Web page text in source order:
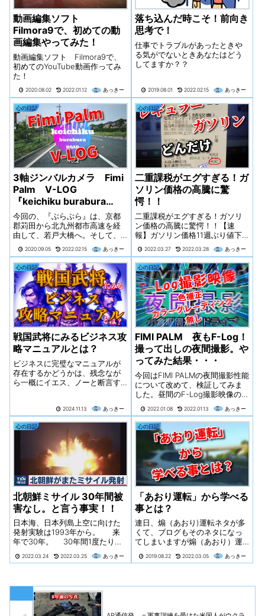
動画編集ソフト
Filmora9で、初めての動
画編集やってみた！
動画編集ソフト Filmora9で、
初めてのYouTube動画作ってみ
た！
2020.08.02 2022.01.12 あっきー
落ち込んだ時こそ！前向き
思考で！
仕事でトラブルがあったときや
る気がでないときあなたはどう
してますか？？
2019.08.01 2022.02.15 あっきー
心の日記
3軸ジンバルカメラ Fimi
Palm V-LOG
『keichiku burabura
road』vol.2
今回の、『ぶらぶら』は、京都
郡苅田から北九州都市高速を経
由して、若戸大橋へ。そして、
リンパーク）の東側部分に位置
する、「脇田漁港 フィッシャリ
ーナ」を目指します。
2020.09.05 2022.02.15 あっきー
心の日記
二重課税がエグすぎる！ガ
ソリン価格の高騰に驚
愕！！
二重課税がエグすぎる！ガソリ
ン価格の高騰に驚愕！！【速
報】ガソリン価格11週ぶり値下
補助金効果【速報】ガソリン価
格11週ぶり値下がり 174円60
銭 上限25円の補助金効果先日
のニュースで【 25円の補助金...
2022.03.27 2022.03.28 あっきー
心の日記
戦国武将にみるビジネス攻
略マニュアルとは？
ビジネスに完璧なマニュアルが
存在するかどうかは、残念なが
ら一概にイエス、ノーと断言す
は、ビジネスの状況、規模、内
容、そしてそれを利用する人の
スキルや経験によって大きく異
なるからです。「鳴...
2024.11.13 あっきー
心の日記
FIMI PALM 夜もF-Log！
撮って出しの夜間撮影。や
ってみた結果・・・
今回はFIMI PALMの夜間撮影性能
について改めて、検証してみま
した。昼間のF-Log撮影映像の色
す。なので今回は夜もF-Logで撮
影してみました。設定はシャッ
タースピードのみ1/60で、後は
すべてAUTOで撮影。色補正（カ
ラーグレーディング）無しの映
像です。色味は、人それぞれ好
みがあるので、参考になれば幸
いです。車載、手持ち撮影とそ
れぞれっみくらべてください
ね。参考程度に色補正（カラー
グレーディング）した映像も後
ほどUPしたいと思います。
2022.01.08 2022.01.13 あっきー
心の日記
北朝鮮ミサイル 30年間被
害なし。と言う事実！！
日本海、日本列島上空に向けた
発射実験は1993年から。 来
年で30年。 30年間1度たりと
い。 EEZ、日本上空を通過し
け。 そんな、ある意味、...
2022.03.24 2022.03.25 あっきー
心の日記
「あおり運転」から学べる
事とは？
連日、煽（あおり)運転ネタが多
くて、ブログもそのネタになっ
てしまいますが煽（あおり）運
想」という精神病の人も少なく
2019.08.22 2022.03.05 あっきー